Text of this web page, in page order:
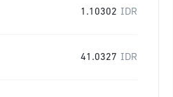
1.10302 IDR
41.0327 IDR